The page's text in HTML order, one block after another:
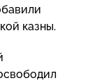
казны.